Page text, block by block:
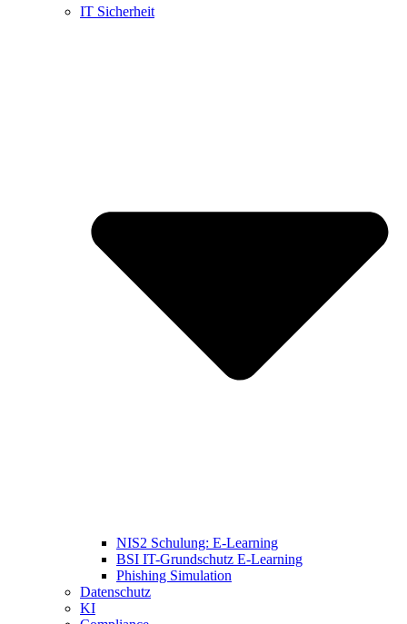
IT Sicherheit
NIS2 Schulung: E-Learning
BSI IT-Grundschutz E-Learning
Phishing Simulation
Datenschutz
KI